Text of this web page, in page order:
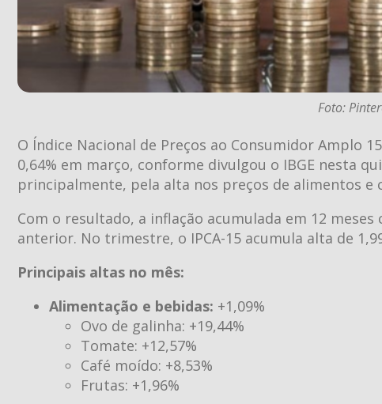
Foto:
O Índice Nacional de Preços ao Consumidor Amplo
0,64% em março, conforme divulgou o IBGE nesta
principalmente, pela alta nos preços de alimentos e
Com o resultado, a inflação acumulada em 12
anterior. No trimestre, o IPCA-15 acumula alta de
Principais altas no mês:
Alimentação e bebidas: +1,09%
Ovo de galinha: +19,44%
Tomate: +12,57%
Café moído: +8,53%
Frutas: +1,96%